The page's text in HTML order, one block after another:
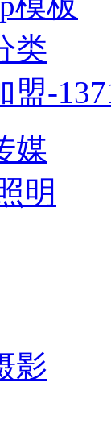
类
盟-
媒
明
影